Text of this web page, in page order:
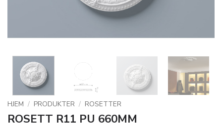
HJEM / PRODUKTER / ROSETTER
ROSETT R11 PU 660MM